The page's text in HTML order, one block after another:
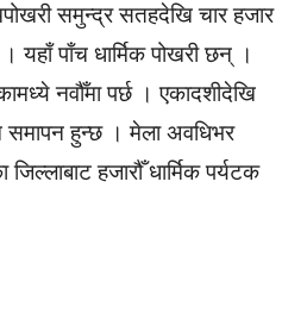
समुन्द्र सतहदेखि चार हजार
पाँच धार्मिक पोखरी छन् ।
नवौँमा पर्छ । एकादशीदेखि
समापन हुन्छ । मेला अवधिभर
हजारौँ धार्मिक पर्यटक